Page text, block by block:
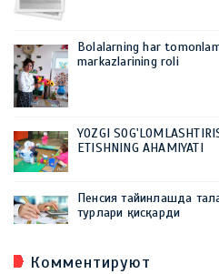
Bolalarning har
markazlarining roli
YOZGI
ETISHNING AHAMIYATI
Пенсия тайинлашда
турлари қисқарди
Комментируют